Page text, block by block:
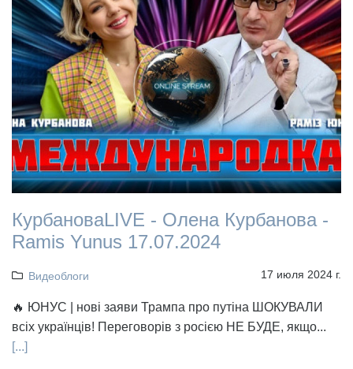
КурбановаLIVE - Олена Курбанова -
Ramis Yunus 17.07.2024
Видеоблоги 17 июля 2024 г.
🔥 ЮНУС | нові заяви Трампа про путіна ШОКУВАЛИ
всіх українців! Переговорів з росією НЕ БУДЕ, якщо...
[...]